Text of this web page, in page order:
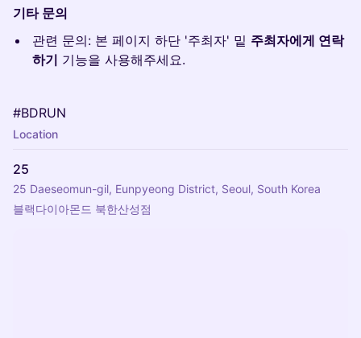
기타 문의
관련 문의: 본 페이지 하단 '주최자' 밑 주최자에게 연락
하기 기능을 사용해주세요.
#BDRUN
Location
25
25 Daeseomun-gil, Eunpyeong District, Seoul, South Korea
블랙다이아몬드 북한산성점